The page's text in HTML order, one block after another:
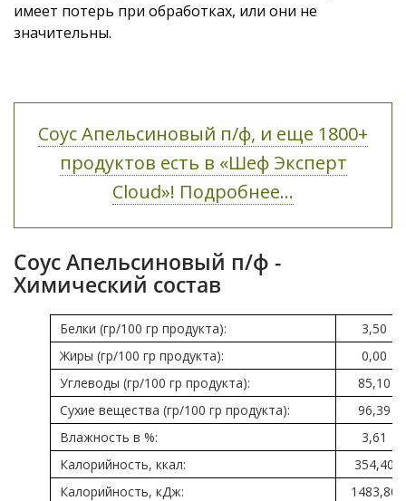
имеет потерь при обработках, или они не
значительны.
Соус Апельсиновый п/ф, и еще 1800+
продуктов есть в «Шеф Эксперт
Cloud»! Подробнее...
Соус Апельсиновый п/ф -
Химический состав
Белки (гр/100 гр продукта):
3,50
Жиры (гр/100 гр продукта):
0,00
Углеводы (гр/100 гр продукта):
85,10
Сухие вещества (гр/100 гр продукта):
96,39
Влажность в %:
3,61
Калорийность, ккал:
354,40
Калорийность, кДж:
1483,80